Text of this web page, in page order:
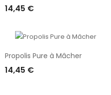
14,45 €
Propolis Pure à Mâcher
14,45 €